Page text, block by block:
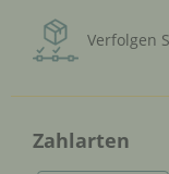
Verfolgen
Zahlarten